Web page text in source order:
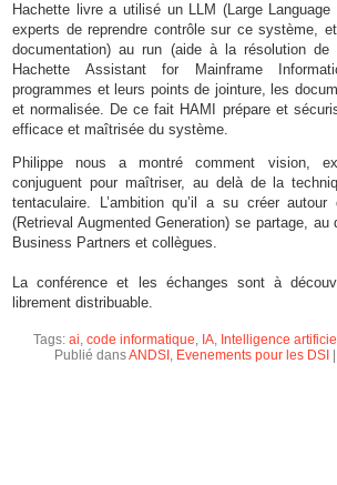
Hachette livre a utilisé un LLM (Large
experts de reprendre contrôle sur ce système,
documentation) au run (aide à la résolution de
Hachette Assistant for Mainframe
programmes et leurs points de jointure, les
et normalisée. De ce fait HAMI prépare et
efficace et maîtrisée du système.
Philippe nous a montré comment vision,
conjuguent pour maîtriser, au delà de la
tentaculaire. L’ambition qu’il a su créer
(Retrieval Augmented Generation) se partage,
Business Partners et collègues.
La conférence et les échanges sont à
librement distribuable.
Tags: ai, code informatique, IA, Intelligence
Publié dansANDSI , Evenements pour les DSI